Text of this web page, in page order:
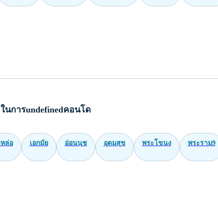
นการundefinedคอนโด
ล่อ เอกมัย อ่อนนุช อุดมสุข พระโขนง พระราม9